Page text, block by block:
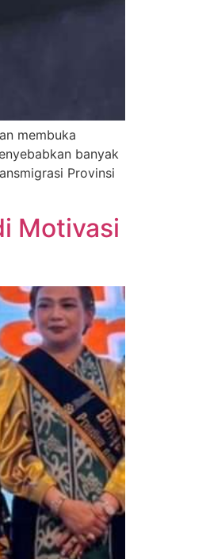
membuka
banyak
Provinsi
Motivasi